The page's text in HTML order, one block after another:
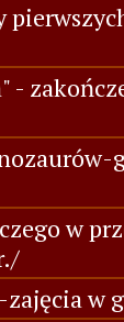
-
w
zajęcia w